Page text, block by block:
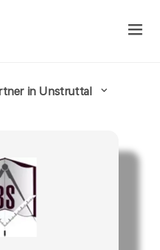
in Unstruttal